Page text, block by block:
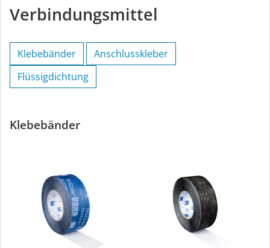
Verbindungsmittel
Klebebänder
Anschlusskleber
Flüssigdichtung
Klebebänder